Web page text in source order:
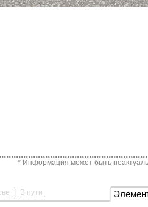
* Информация может быть
В пути